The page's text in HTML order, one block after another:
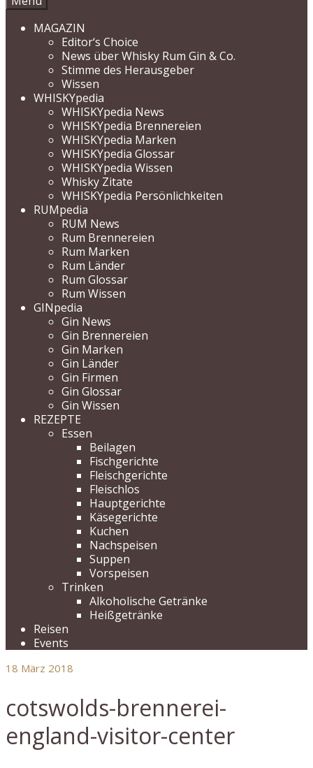
MAGAZIN
Editor‘s Choice
News über Whisky Rum Gin & Co.
Stimme des Herausgeber
Wissen
WHISKYpedia
WHISKYpedia News
WHISKYpedia Brennereien
WHISKYpedia Marken
WHISKYpedia Glossar
WHISKYpedia Wissen
Whisky Zitate
WHISKYpedia Persönlichkeiten
RUMpedia
RUM News
Rum Brennereien
Rum Marken
Rum Länder
Rum Glossar
Rum Wissen
GINpedia
Gin News
Gin Brennereien
Gin Marken
Gin Länder
Gin Firmen
Gin Glossar
Gin Wissen
REZEPTE
Essen
Beilagen
Fischgerichte
Fleischgerichte
Fleischlos
Hauptgerichte
Käsegerichte
Kuchen
Nachspeisen
Suppen
Vorspeisen
Trinken
Alkoholische Getränke
Heißgetränke
Reisen
Events
18 März 2018
cotswolds-brennerei-
england-visitor-center